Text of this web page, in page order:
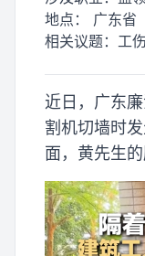
地点： 广东省
相关议题： 工
近日，广东
割机切墙时
面，黄先生的